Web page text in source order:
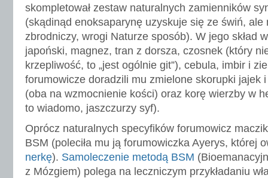
skompletował zestaw naturalnych zamienników
(skądinąd enoksaparynę uzyskuje się ze świń, ale
zbrodniczy, wrogi Naturze sposób). W jego skład
japoński, magnez, tran z dorsza, czosnek (który
krzepliwość, to „jest ogólnie git”), cebula, imbir i
forumowicze doradzili mu zmielone skorupki jajek
(oba na wzmocnienie kości) oraz korę wierzby w
to wiadomo, jaszczurzy syf).
Oprócz naturalnych specyfików forumowicz
BSM (poleciła mu ją forumowiczka Ayerys, której
nerkę). Samoleczenie metodą BSM
z Mózgiem) polega na leczniczym przykładaniu